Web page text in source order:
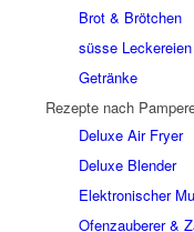
Brot & Brötchen
süsse Leckereien
Getränke
Rezepte nach
Deluxe Air Fryer
Deluxe Blender
Elektronischer
Ofenzauberer &